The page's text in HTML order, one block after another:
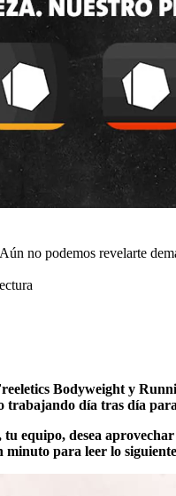
no podemos revelarte
Bodyweight y
trabajando día tras día
equipo, desea
para leer lo